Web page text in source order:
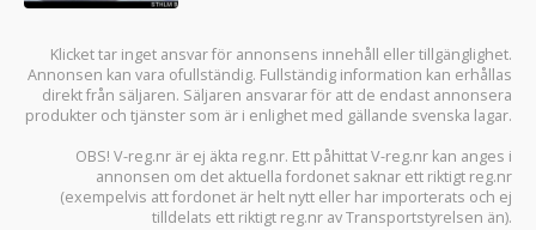
Klicket tar inget ansvar för annonsens innehåll eller tillgänglighet.
Annonsen kan vara ofullständig. Fullständig information kan erhållas
direkt från säljaren. Säljaren ansvarar för att de endast annonsera
produkter och tjänster som är i enlighet med gällande svenska lagar.
OBS! V-reg.nr är ej äkta reg.nr. Ett påhittat V-reg.nr kan anges i
annonsen om det aktuella fordonet saknar ett riktigt reg.nr
(exempelvis att fordonet är helt nytt eller har importerats och ej
tilldelats ett riktigt reg.nr av Transportstyrelsen än).